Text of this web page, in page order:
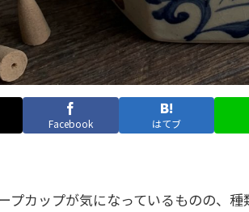
Facebook はてブ
プカップが気になっているものの、